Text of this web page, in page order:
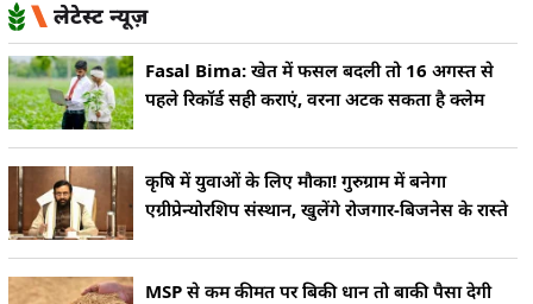
लेटेस्ट न्यूज़
Fasal Bima: खेत में फसल बदली तो 16 अगस्त से
पहले रिकॉर्ड सही कराएं, वरना अटक सकता है क्लेम
कृषि में युवाओं के लिए मौका! गुरुग्राम में बनेगा
एग्रीप्रेन्योरशिप संस्थान, खुलेंगे रोजगार-बिजनेस के रास्ते
MSP से कम कीमत पर बिकी धान तो बाकी पैसा देगी